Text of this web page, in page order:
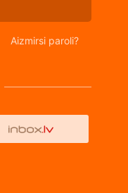
Aizmirsi paroli?